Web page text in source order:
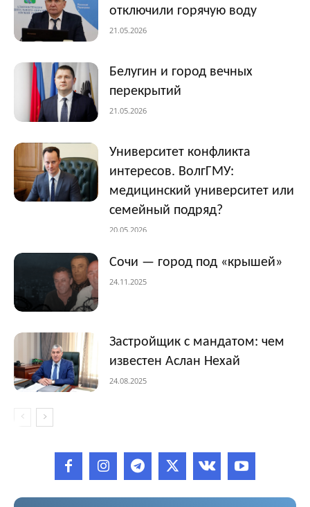
отключили горячую воду
21.05.2026
Белугин и город вечных
перекрытий
21.05.2026
Университет конфликта
интересов. ВолгГМУ:
медицинский университет или
семейный подряд?
20.05.2026
Сочи — город под «крышей»
24.11.2025
Застройщик с мандатом: чем
известен Аслан Нехай
24.08.2025